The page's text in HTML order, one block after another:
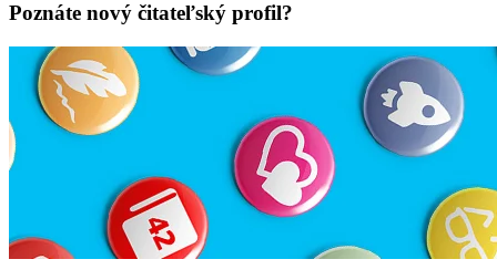
Poznáte nový čitateľský profil?